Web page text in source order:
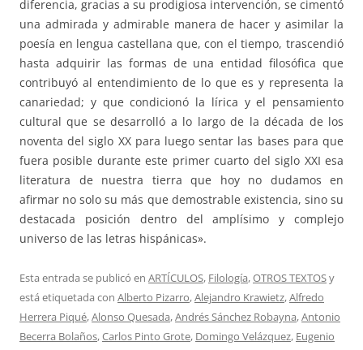
diferencia, gracias a su prodigiosa intervención, se cimentó
una admirada y admirable manera de hacer y asimilar la
poesía en lengua castellana que, con el tiempo, trascendió
hasta adquirir las formas de una entidad filosófica que
contribuyó al entendimiento de lo que es y representa la
canariedad; y que condicionó la lírica y el pensamiento
cultural que se desarrolló a lo largo de la década de los
noventa del siglo XX para luego sentar las bases para que
fuera posible durante este primer cuarto del siglo XXI esa
literatura de nuestra tierra que hoy no dudamos en
afirmar no solo su más que demostrable existencia, sino su
destacada posición dentro del amplísimo y complejo
universo de las letras hispánicas».
Esta entrada se publicó en ARTÍCULOS, Filología,OTROS TEXTOSy
está etiquetada con Alberto Pizarro,Alejandro Krawietz,Alfredo
Herrera Piqué,Alonso Quesada,Andrés Sánchez Robayna,Antonio
Becerra Bolaños,Carlos Pinto Grote, Domingo Velázquez, Eugenio